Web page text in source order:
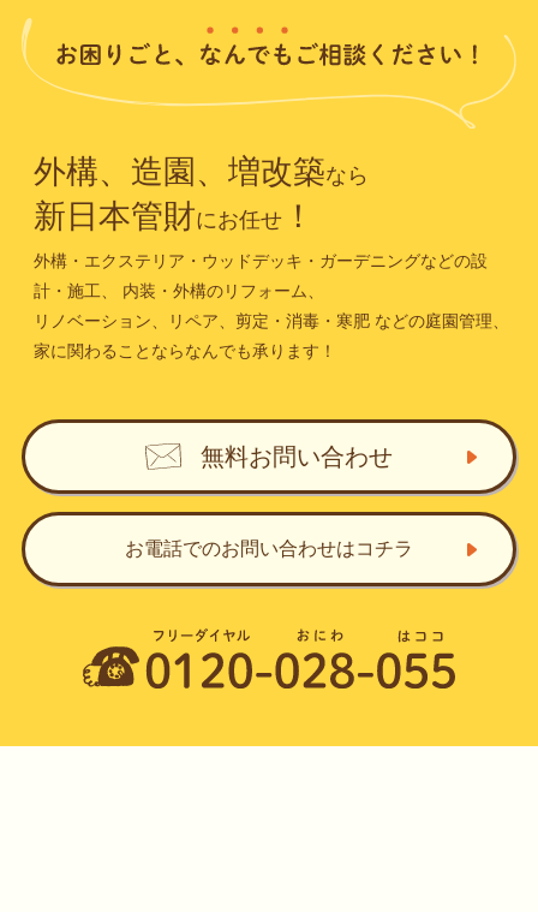
外構、造園、増改築なら
新日本管財にお任せ！
外構・エクステリア・ウッドデッキ・ガーデニングなどの設
計・施工、
内装・外構のリフォーム、
リノベーション、リペア、剪定・消毒・寒肥などの庭園管理、
家に関わることならなんでも承ります！
無料お問い合わせ
お電話でのお問い合わせはコチラ